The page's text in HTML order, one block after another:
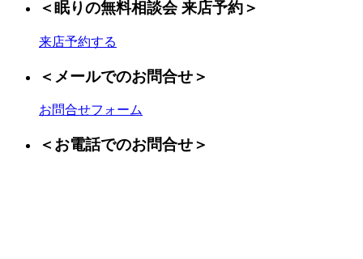
＜眠りの無料相談会 来店予約＞
来店予約する
＜メールでのお問合せ＞
お問合せフォーム
＜お電話でのお問合せ＞